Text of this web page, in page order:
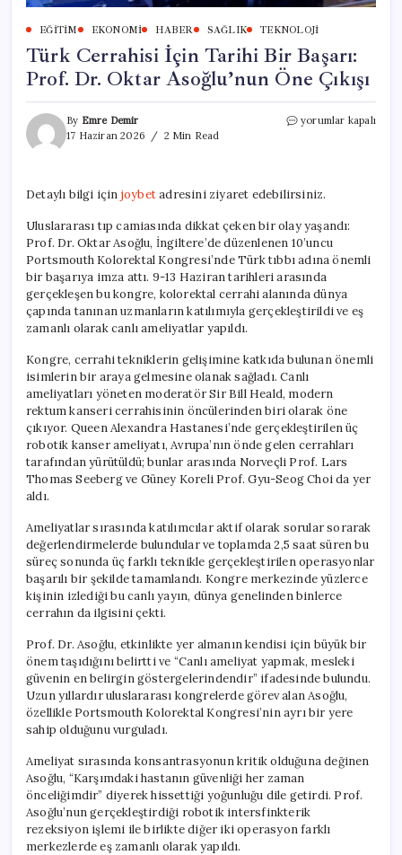
EĞITIM EKONOMI HABER SAĞLIK TEKNOLOJI
Türk Cerrahisi İçin Tarihi Bir Başarı:
Prof. Dr. Oktar Asoğlu’nun Öne Çıkışı
By Emre Demir
17 Haziran 2026
2 Min Read
Türk
Başarı:
Dr.
Oktar
Asoğlu’nun
Öne
Çıkışı
için
yorumlar kapalı
Detaylı bilgi için joybetadresini ziyaret edebilirsiniz.
Uluslararası tıp camiasında dikkat çeken bir olay yaşandı:
Prof. Dr. Oktar Asoğlu, İngiltere’de düzenlenen 10’uncu
Portsmouth Kolorektal Kongresi’nde Türk tıbbı adına önemli
bir başarıya imza attı. 9-13 Haziran tarihleri arasında
gerçekleşen bu kongre, kolorektal cerrahi alanında dünya
çapında tanınan uzmanların katılımıyla gerçekleştirildi ve eş
zamanlı olarak canlı ameliyatlar yapıldı.
Kongre, cerrahi tekniklerin gelişimine katkıda bulunan önemli
isimlerin bir araya gelmesine olanak sağladı. Canlı
ameliyatları yöneten moderatör Sir Bill Heald, modern
rektum kanseri cerrahisinin öncülerinden biri olarak öne
çıkıyor. Queen Alexandra Hastanesi’nde gerçekleştirilen üç
robotik kanser ameliyatı, Avrupa’nın önde gelen cerrahları
tarafından yürütüldü; bunlar arasında Norveçli Prof. Lars
Thomas Seeberg ve Güney Koreli Prof. Gyu-Seog Choi da yer
aldı.
Ameliyatlar sırasında katılımcılar aktif olarak sorular sorarak
değerlendirmelerde bulundular ve toplamda 2,5 saat süren bu
süreç sonunda üç farklı teknikle gerçekleştirilen operasyonlar
başarılı bir şekilde tamamlandı. Kongre merkezinde yüzlerce
kişinin izlediği bu canlı yayın, dünya genelinden binlerce
cerrahın da ilgisini çekti.
Prof. Dr. Asoğlu, etkinlikte yer almanın kendisi için büyük bir
önem taşıdığını belirtti ve “Canlı ameliyat yapmak, mesleki
güvenin en belirgin göstergelerindendir” ifadesinde bulundu.
Uzun yıllardır uluslararası kongrelerde görev alan Asoğlu,
özellikle Portsmouth Kolorektal Kongresi’nin ayrı bir yere
sahip olduğunu vurguladı.
Ameliyat sırasında konsantrasyonun kritik olduğuna değinen
Asoğlu, “Karşımdaki hastanın güvenliği her zaman
önceliğimdir” diyerek hissettiği yoğunluğu dile getirdi. Prof.
Asoğlu’nun gerçekleştirdiği robotik intersfinkterik
rezeksiyon işlemi ile birlikte diğer iki operasyon farklı
merkezlerde eş zamanlı olarak yapıldı.